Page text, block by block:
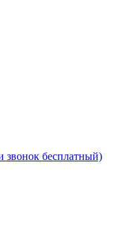
звонок бесплатный)